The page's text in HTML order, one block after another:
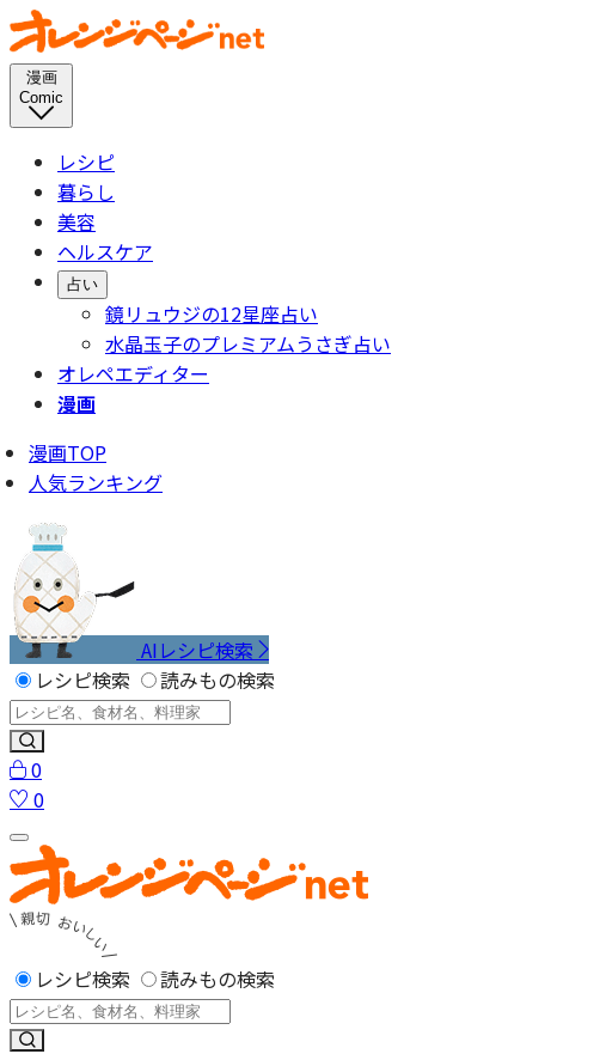
漫画
Comic
レシピ
暮らし
美容
ヘルスケア
占い
鏡リュウジの12星座占い
水晶玉子のプレミアムうさぎ占い
オレペエディター
漫画
漫画TOP
人気ランキング
AIレシピ検索
レシピ検索
読みもの検索
0
0
レシピ検索 読みもの検索